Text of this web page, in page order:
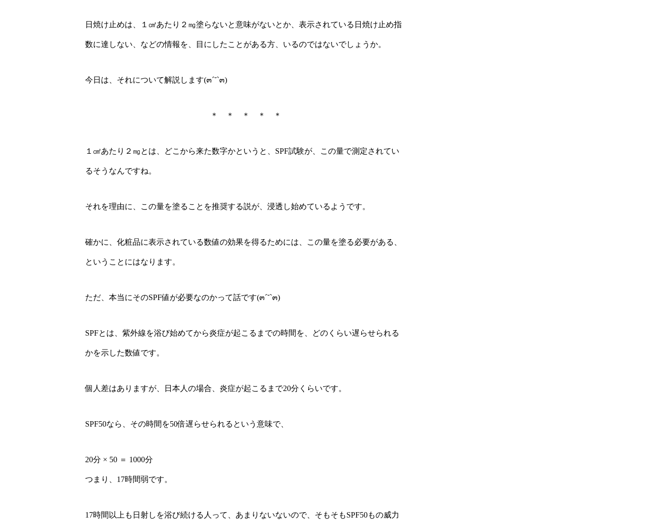
日焼け止めは、１㎠あたり２㎎塗らないと意味がないとか、表示されている日焼け止め指
数に達しない、などの情報を、目にしたことがある方、いるのではないでしょうか。
今日は、それについて解説します(๓´˘`๓)
＊ ＊ ＊ ＊ ＊
１㎠あたり２㎎とは、どこから来た数字かというと、SPF試験が、この量で測定されてい
るそうなんですね。
それを理由に、この量を塗ることを推奨する説が、浸透し始めているようです。
確かに、化粧品に表示されている数値の効果を得るためには、この量を塗る必要がある、
ということにはなります。
ただ、本当にそのSPF値が必要なのかって話です(๓´˘`๓)
SPFとは、紫外線を浴び始めてから炎症が起こるまでの時間を、どのくらい遅らせられる
かを示した数値です。
個人差はありますが、日本人の場合、炎症が起こるまで20分くらいです。
SPF50なら、その時間を50倍遅らせられるという意味で、
20分 × 50 ＝ 1000分
つまり、17時間弱です。
17時間以上も日射しを浴び続ける人って、あまりないないので、そもそもSPF50もの威力